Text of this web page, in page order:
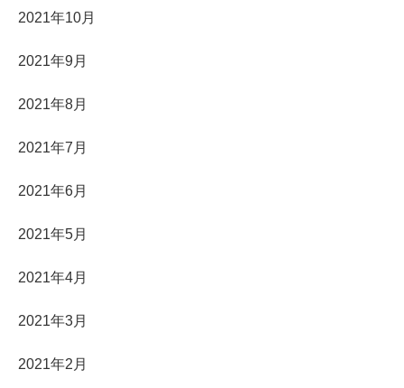
2021年10月
2021年9月
2021年8月
2021年7月
2021年6月
2021年5月
2021年4月
2021年3月
2021年2月